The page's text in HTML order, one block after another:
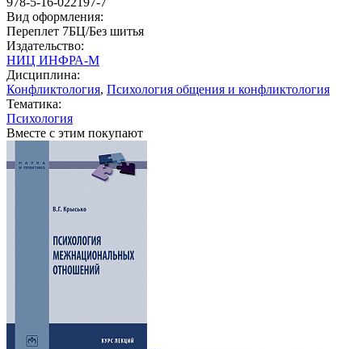
Вид оформления:
Переплет 7БЦ/Без шитья
Издательство:
НИЦ ИНФРА-М
Дисциплина:
Конфликтология, Психология общения и конфликтология
Тематика:
Психология
Вместе с этим покупают